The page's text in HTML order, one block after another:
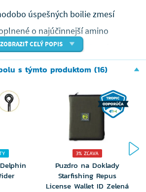
úspešných boilie zmesí
o najúčinnejší amino
esenciálne oleje a ďalšie prísady
boilies chytá cielene veľké kapry
a šetrnému spôsobu konzervácie
nástrahu tej najvyššej kvality,
iba čerstvo rolované
ZOBRAZIŤ CELÝ POPIS
s týmto produktom (16)
3% ZĽAVA
Puzdro na Doklady
Starfishing Repus
License Wallet ID Zelená